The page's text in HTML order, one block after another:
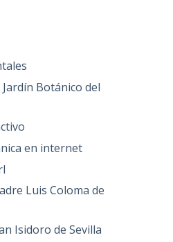
Botánico del
en internet
Luis Coloma de
Isidoro de Sevilla